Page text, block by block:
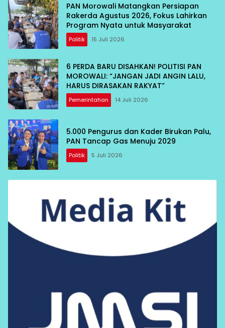
PAN Morowali Matangkan Persiapan
Rakerda Agustus 2026, Fokus Lahirkan
Program Nyata untuk Masyarakat
Politik 15 Juli 2026
6 PERDA BARU DISAHKAN! POLITISI PAN
MOROWALI: “JANGAN JADI ANGIN LALU,
HARUS DIRASAKAN RAKYAT”
Pemerintahan 14 Juli 2026
5.000 Pengurus dan Kader Birukan Palu,
PAN Tancap Gas Menuju 2029
Politik 5 Juli 2026